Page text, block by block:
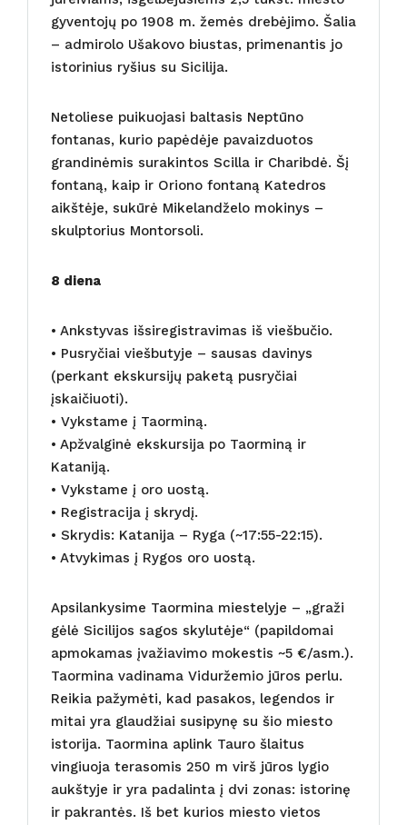
gyventojų po 1908 m. žemės drebėjimo. Šalia
– admirolo Ušakovo biustas, primenantis jo
istorinius ryšius su Sicilija.
Netoliese puikuojasi baltasis Neptūno
fontanas, kurio papėdėje pavaizduotos
grandinėmis surakintos Scilla ir Charibdė. Šį
fontaną, kaip ir Oriono fontaną Katedros
aikštėje, sukūrė Mikelandželo mokinys –
skulptorius Montorsoli.
8 diena
• Ankstyvas išsiregistravimas iš viešbučio.
• Pusryčiai viešbutyje – sausas davinys
(perkant ekskursijų paketą pusryčiai
įskaičiuoti).
• Vykstame į Taorminą.
• Apžvalginė ekskursija po Taorminą ir
Kataniją.
• Vykstame į oro uostą.
• Registracija į skrydį.
• Skrydis: Katanija – Ryga (~17:55-22:15).
• Atvykimas į Rygos oro uostą.
Apsilankysime Taormina miestelyje – „graži
gėlė Sicilijos sagos skylutėje“ (papildomai
apmokamas įvažiavimo mokestis ~5 €/asm.).
Taormina vadinama Viduržemio jūros perlu.
Reikia pažymėti, kad pasakos, legendos ir
mitai yra glaudžiai susipynę su šio miesto
istorija. Taormina aplink Tauro šlaitus
vingiuoja terasomis 250 m virš jūros lygio
aukštyje ir yra padalinta į dvi zonas: istorinę
ir pakrantės. Iš bet kurios miesto vietos